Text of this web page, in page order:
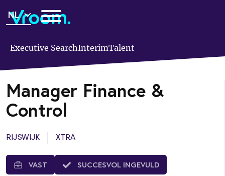
en
inhoud
gaan
Executive SearchInterimTalent
NL
Manager Finance &
Control
RIJSWIJK XTRA
VAST SUCCESVOL INGEVULD